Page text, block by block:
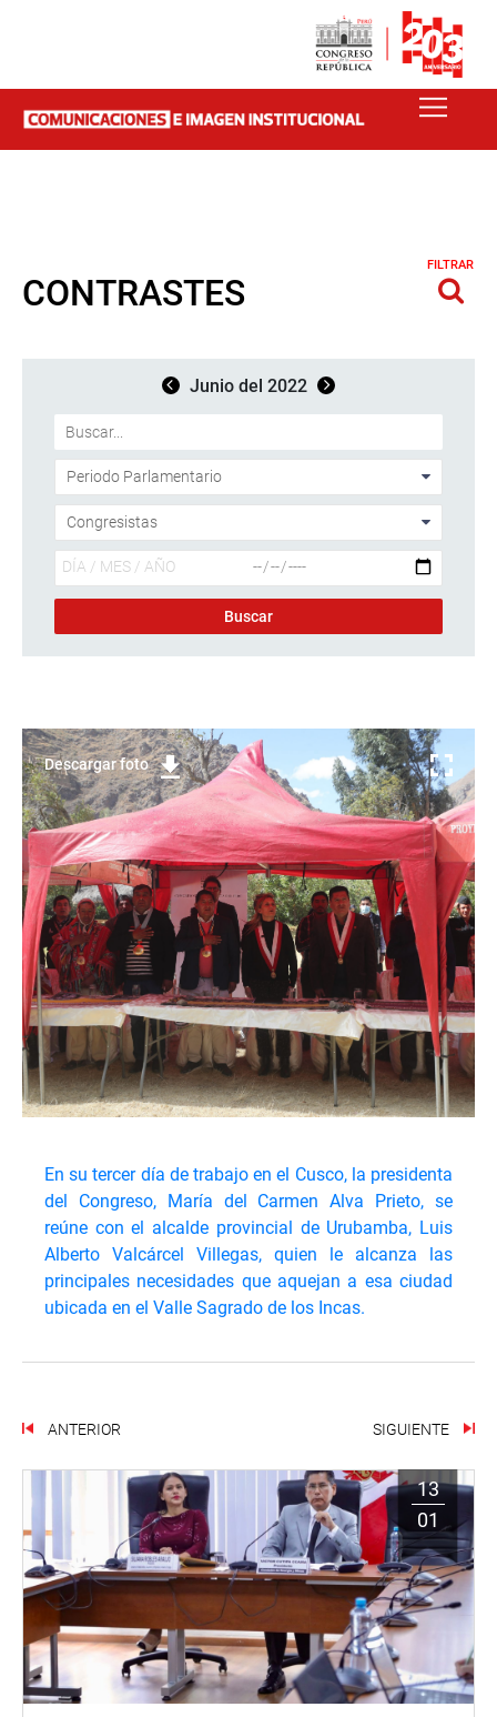
CONTRASTES
FILTRAR
Junio del 2022
Descargar foto
En su tercer día de trabajo en el Cusco, la presidenta
del Congreso, María del Carmen Alva Prieto, se
reúne con el alcalde provincial de Urubamba, Luis
Alberto Valcárcel Villegas, quien le alcanza las
principales necesidades que aquejan a esa ciudad
ubicada en el Valle Sagrado de los Incas.
ANTERIOR SIGUIENTE
13
01